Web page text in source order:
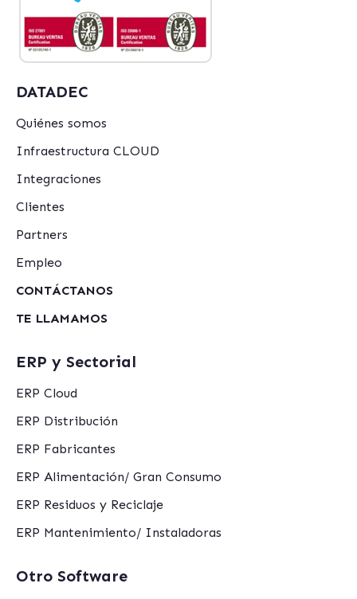
DATADEC
Quiénes somos
Infraestructura CLOUD
Integraciones
Clientes
Partners
Empleo
CONTÁCTANOS
TE LLAMAMOS
ERP y Sectorial
ERP Cloud
ERP Distribución
ERP Fabricantes
ERP Alimentación/ Gran Consumo
ERP Residuos y Reciclaje
ERP Mantenimiento/ Instaladoras
Otro Software